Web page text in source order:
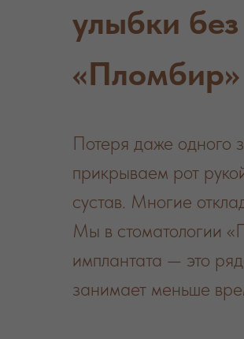
улыбки
«Пломбир»
Потеря даже одного
прикрываем рот
сустав. Многие
Мы в стоматологии
имплантата — это
занимает меньше